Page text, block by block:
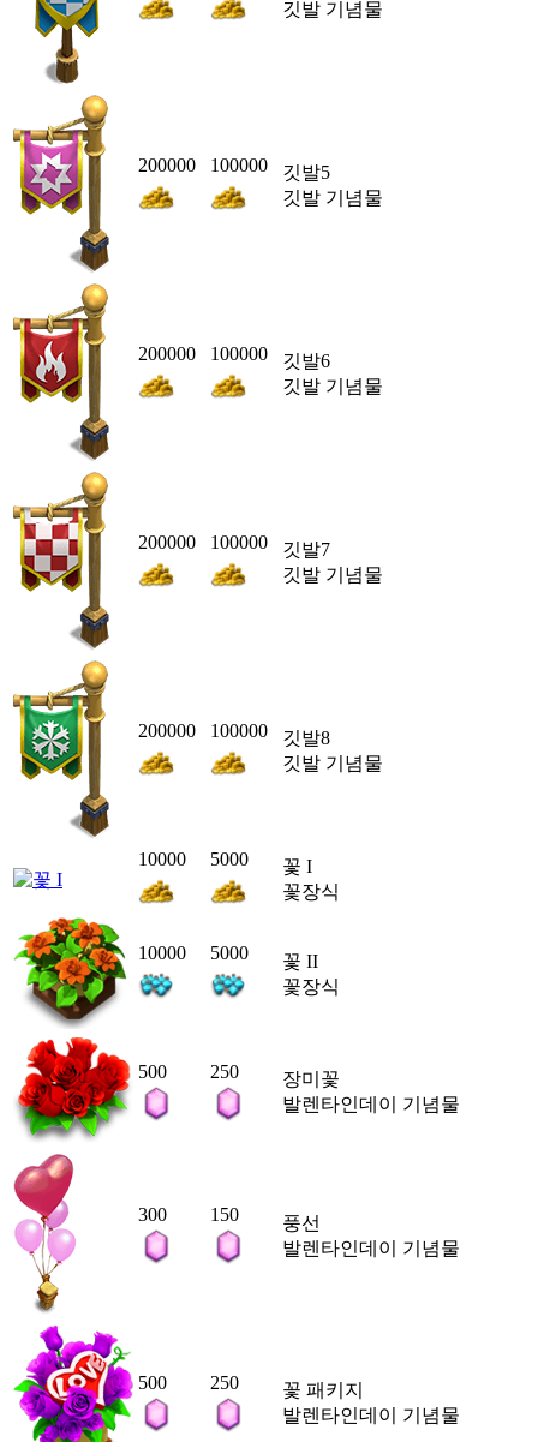
깃발 기념물
200000 100000
깃발5
깃발 기념물
200000 100000
깃발6
깃발 기념물
200000 100000
깃발7
깃발 기념물
200000 100000
깃발8
깃발 기념물
10000 5000
꽃 I
꽃장식
10000 5000
꽃 II
꽃장식
500 250
장미꽃
발렌타인데이 기념물
300 150
풍선
발렌타인데이 기념물
500 250
꽃 패키지
발렌타인데이 기념물